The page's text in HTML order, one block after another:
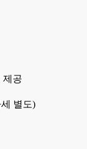
제공
세 별도)